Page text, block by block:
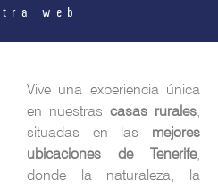
web
Vive una experiencia única
en nuestras casas rurales,
situadas en las mejores
ubicaciones de Tenerife,
donde la naturaleza, la